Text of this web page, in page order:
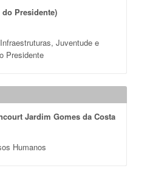
Presidente)
Juventude e
Presidente
Jardim Gomes da Costa
Humanos